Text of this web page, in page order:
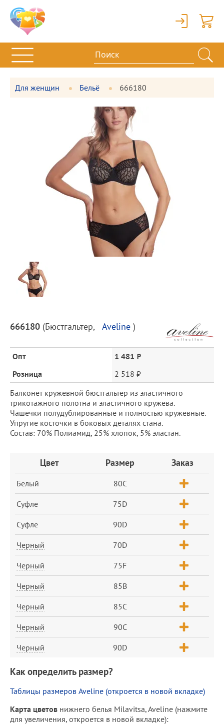
Вход
Для женщин Бельё 666180
Фотографии
товара
Описание
товара
и
цена
666180 (Бюстгальтер, Aveline )
Опт
1 481 ₽
Розница
2 518 ₽
Балконет кружевной бюстгальтер из эластичного
трикотажного полотна и эластичного кружева.
Чашечки полудублированные и полностью кружевные.
Упругие косточки в боковых деталях стана.
Состав: 70% Полиамид, 25% хлопок, 5% эластан.
ЗаказЦвет Размер Заказ
Белый 80C
Суфле 75D
Суфле 90D
Черный 70D
Черный 75F
Черный 85B
Черный 85C
Черный 90C
Черный 90D
Как определить размер?
Таблицы размеров Aveline (откроется в новой вкладке)
Карта цветов нижнего белья Milavitsa, Aveline (нажмите
для увеличения, откроется в новой вкладке):